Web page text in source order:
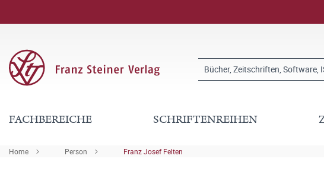
FACHBEREICHE SCHRIFTENREIHEN
Home Person Franz Josef Felten